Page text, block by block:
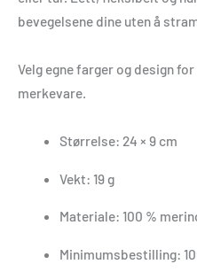
bevegelsene dine uten å
Velg egne farger og design
merkevare.
Størrelse: 24 × 9 cm
Vekt: 19 g
Materiale: 100 %
Minimumsbestilling: